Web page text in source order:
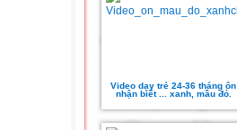
Video dạy trẻ 24-36 tháng ôn
nhận biết ... xanh, mầu đỏ.